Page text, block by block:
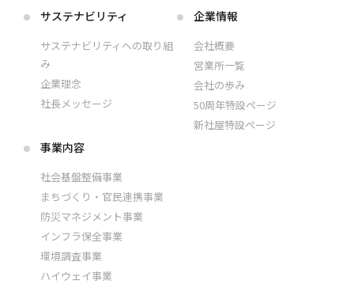
サステナビリティ
サステナビリティへの取り組
み
企業理念
社長メッセージ
企業情報
会社概要
営業所一覧
会社の歩み
50周年特設ページ
新社屋特設ページ
事業内容
社会基盤整備事業
まちづくり・官民連携事業
防災マネジメント事業
インフラ保全事業
環境調査事業
ハイウェイ事業